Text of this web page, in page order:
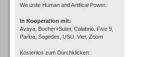
We unite Human and Artifical Power.
In Kooperation mit:
Avaya, Bucher+Suter, Calabrio, Five 9,
Parloa, Sogedes, USU, Vier, Zoom
Kostenlos zum Durchklicken: